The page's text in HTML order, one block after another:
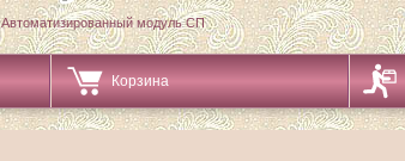
Автоматизированный модуль СП
Корзина